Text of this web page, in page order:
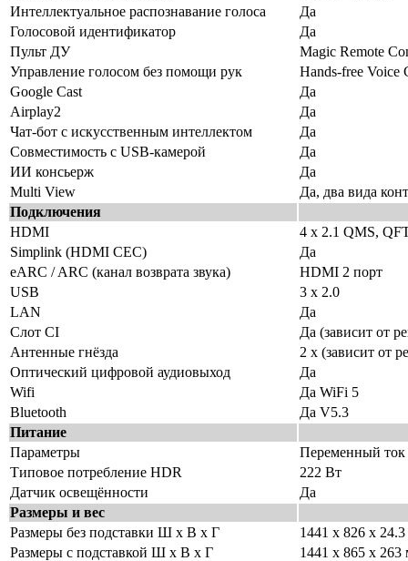
Интеллектуальное распознавание голоса
Да
Голосовой идентификатор
Да
Пульт ДУ
Magic Remote
Управление голосом без помощи рук
Hands-free Voice
Google Cast
Да
Airplay2
Да
Чат-бот с искусственным интеллектом
Да
Совместимость с USB-камерой
Да
ИИ консьерж
Да
Multi View
Да, два вида
Подключения
HDMI
4 х 2.1 QMS,
Simplink (HDMI CEC)
Да
eARC / ARC (канал возврата звука)
HDMI 2 порт
USB
3 х 2.0
LAN
Да
Слот CI
Да (зависит от
Антенные гнёзда
2 х (зависит от
Оптический цифровой аудиовыход
Да
Wifi
Да WiFi 5
Bluetooth
Да V5.3
Питание
Параметры
Переменный
Типовое потребление HDR
222 Вт
Датчик освещённости
Да
Размеры и вес
Размеры без подставки Ш х В х Г
1441 x 826 x
Размеры с подставкой Ш х В х Г
1441 x 865 x 263